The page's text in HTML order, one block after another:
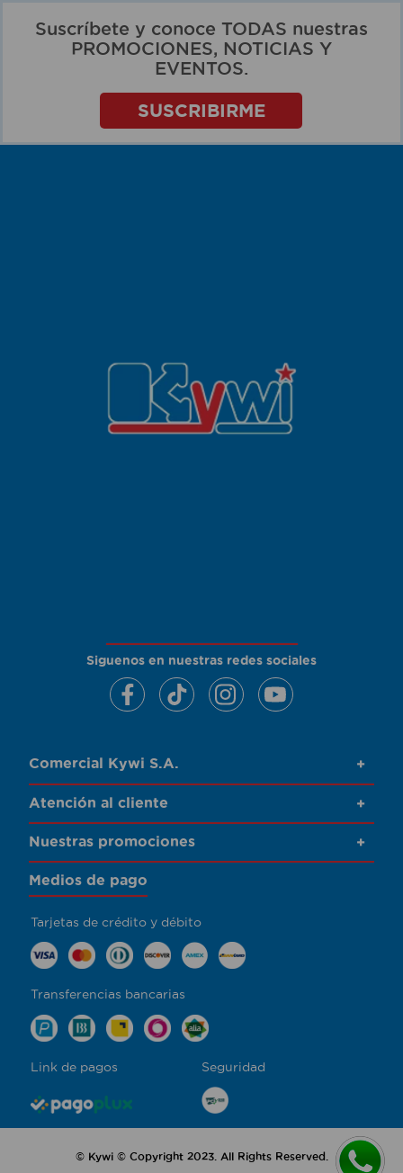
Suscríbete y conoce TODAS nuestras
PROMOCIONES, NOTICIAS Y
EVENTOS.
SUSCRIBIRME
Siguenos en nuestras redes sociales
Comercial Kywi S.A. +
Atención al cliente +
Nuestras promociones +
Medios de pago
Tarjetas de crédito y débito
Transferencias bancarias
Link de pagos Seguridad
© Kywi © Copyright 2023. All Rights Reserved.